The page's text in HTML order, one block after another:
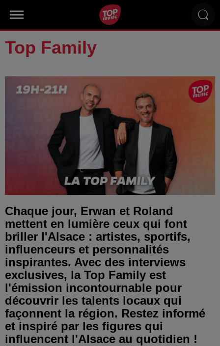
Top Family
Chaque jour, Erwan et Roland
mettent en lumière ceux qui font
briller l'Alsace : artistes, sportifs,
influenceurs et personnalités
inspirantes. Avec des interviews
exclusives, la Top Family est
l'émission incontournable pour
découvrir les talents locaux qui
façonnent la région. Restez informé
et inspiré par les figures qui
influencent l'Alsace au quotidien !